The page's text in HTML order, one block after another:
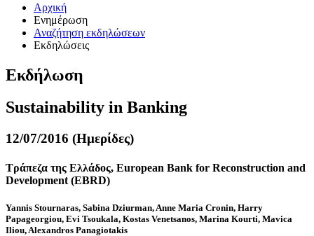
Αρχική
Ενημέρωση
Αναζήτηση εκδηλώσεων
Εκδηλώσεις
Εκδήλωση
Sustainability in Banking
12/07/2016 (Ημερίδες)
Τράπεζα της Ελλάδος, European Bank for Reconstruction and
Development (EBRD)
Yannis Stournaras, Sabina Dziurman, Anne Maria Cronin, Harry
Papageorgiou, Evi Tsoukala, Kostas Venetsanos, Marina Kourti, Mavica
Iliou, Alexandros Panagiotakis